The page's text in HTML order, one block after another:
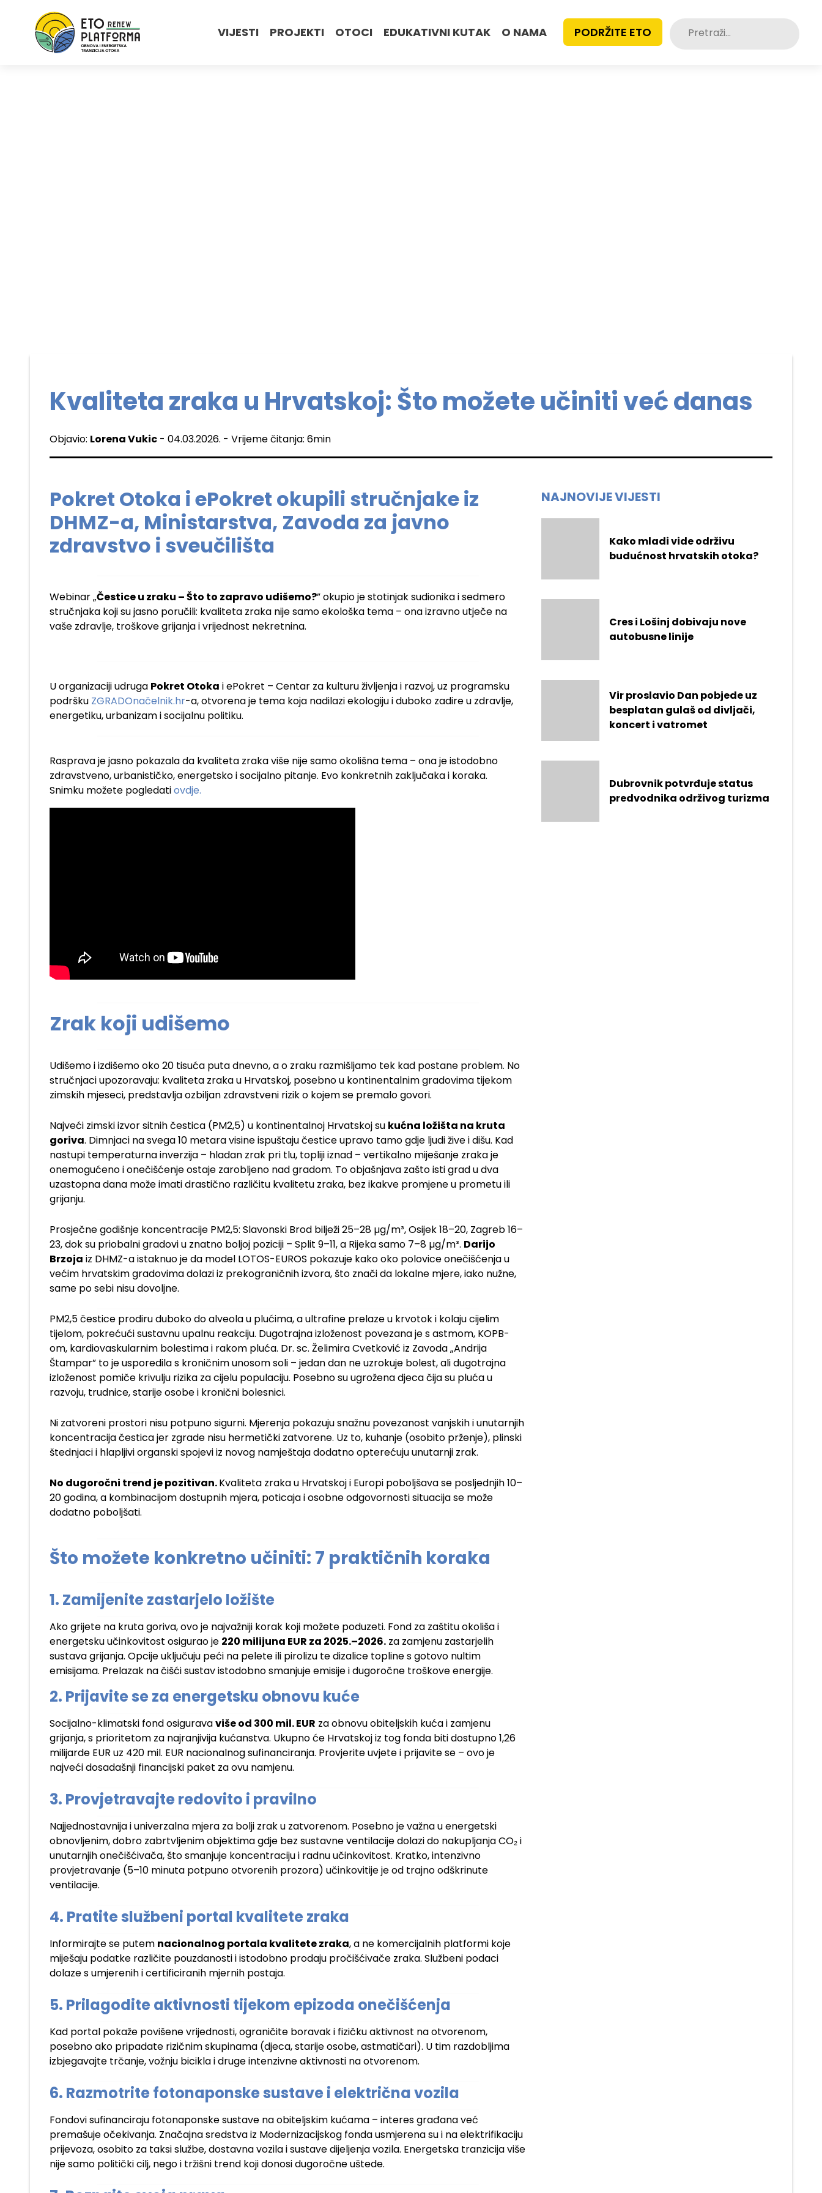
VIJESTI PROJEKTI OTOCI EDUKATIVNI KUTAK O NAMA PODRŽITE ETO Pretraži:
Kvaliteta zraka u Hrvatskoj: Što možete učiniti već danas
Objavio: Lorena Vukic - 04.03.2026. - Vrijeme čitanja: 6min
Pokret Otoka i ePokret okupili stručnjake iz
DHMZ-a, Ministarstva, Zavoda za javno
zdravstvo i sveučilišta
Webinar „Čestice u zraku – Što to zapravo udišemo?” okupio je stotinjak sudionika i sedmero
stručnjaka koji su jasno poručili: kvaliteta zraka nije samo ekološka tema – ona izravno utječe na
vaše zdravlje, troškove grijanja i vrijednost nekretnina.
U organizaciji udruga Pokret Otoka i ePokret – Centar za kulturu življenja i razvoj, uz programsku
podršku ZGRADOnačelnik.hr-a, otvorena je tema koja nadilazi ekologiju i duboko zadire u zdravlje,
energetiku, urbanizam i socijalnu politiku.
Rasprava je jasno pokazala da kvaliteta zraka više nije samo okolišna tema – ona je istodobno
zdravstveno, urbanističko, energetsko i socijalno pitanje. Evo konkretnih zaključaka i koraka.
Snimku možete pogledatiovdje.
Zrak koji udišemo
Udišemo i izdišemo oko 20 tisuća puta dnevno, a o zraku razmišljamo tek kad postane problem. No
stručnjaci upozoravaju: kvaliteta zraka u Hrvatskoj, posebno u kontinentalnim gradovima tijekom
zimskih mjeseci, predstavlja ozbiljan zdravstveni rizik o kojem se premalo govori.
Najveći zimski izvor sitnih čestica (PM2,5) u kontinentalnoj Hrvatskoj su kućna ložišta na kruta
goriva. Dimnjaci na svega 10 metara visine ispuštaju čestice upravo tamo gdje ljudi žive i dišu. Kad
nastupi temperaturna inverzija – hladan zrak pri tlu, topliji iznad – vertikalno miješanje zraka je
onemogućeno i onečišćenje ostaje zarobljeno nad gradom. To objašnjava zašto isti grad u dva
uzastopna dana može imati drastično različitu kvalitetu zraka, bez ikakve promjene u prometu ili
grijanju.
Prosječne godišnje koncentracije PM2,5: Slavonski Brod bilježi 25–28 µg/m³, Osijek 18–20, Zagreb 16–
23, dok su priobalni gradovi u znatno boljoj poziciji – Split 9–11, a Rijeka samo 7–8 µg/m³. Darijo
Brzoja iz DHMZ-a istaknuo je da model LOTOS-EUROS pokazuje kako oko polovice onečišćenja u
većim hrvatskim gradovima dolazi iz prekograničnih izvora, što znači da lokalne mjere, iako nužne,
same po sebi nisu dovoljne.
PM2,5 čestice prodiru duboko do alveola u plućima, a ultrafine prelaze u krvotok i kolaju cijelim
tijelom, pokrećući sustavnu upalnu reakciju. Dugotrajna izloženost povezana je s astmom, KOPB-
om, kardiovaskularnim bolestima i rakom pluća. Dr. sc. Želimira Cvetković iz Zavoda „Andrija
Štampar” to je usporedila s kroničnim unosom soli – jedan dan ne uzrokuje bolest, ali dugotrajna
izloženost pomiče krivulju rizika za cijelu populaciju. Posebno su ugrožena djeca čija su pluća u
razvoju, trudnice, starije osobe i kronični bolesnici.
Ni zatvoreni prostori nisu potpuno sigurni. Mjerenja pokazuju snažnu povezanost vanjskih i unutarnjih
koncentracija čestica jer zgrade nisu hermetički zatvorene. Uz to, kuhanje (osobito prženje), plinski
štednjaci i hlapljivi organski spojevi iz novog namještaja dodatno opterećuju unutarnji zrak.
No dugoročni trend je pozitivan.Kvaliteta zraka u Hrvatskoj i Europi poboljšava se posljednjih 10–
20 godina, a kombinacijom dostupnih mjera, poticaja i osobne odgovornosti situacija se može
dodatno poboljšati.
Što možete konkretno učiniti: 7 praktičnih koraka
1. Zamijenite zastarjelo ložište
Ako grijete na kruta goriva, ovo je najvažniji korak koji možete poduzeti. Fond za zaštitu okoliša i
energetsku učinkovitost osigurao je 220 milijuna EUR za 2025.–2026. za zamjenu zastarjelih
sustava grijanja. Opcije uključuju peći na pelete ili pirolizu te dizalice topline s gotovo nultim
emisijama. Prelazak na čišći sustav istodobno smanjuje emisije i dugoročne troškove energije.
2. Prijavite se za energetsku obnovu kuće
Socijalno-klimatski fond osiguravaviše od 300 mil. EUR za obnovu obiteljskih kuća i zamjenu
grijanja, s prioritetom za najranjivija kućanstva. Ukupno će Hrvatskoj iz tog fonda biti dostupno 1,26
milijarde EUR uz 420 mil. EUR nacionalnog sufinanciranja. Provjerite uvjete i prijavite se – ovo je
najveći dosadašnji financijski paket za ovu namjenu.
3. Provjetravajte redovito i pravilno
Najjednostavnija i univerzalna mjera za bolji zrak u zatvorenom. Posebno je važna u energetski
obnovljenim, dobro zabrtvljenim objektima gdje bez sustavne ventilacije dolazi do nakupljanja CO₂ i
unutarnjih onečišćivača, što smanjuje koncentraciju i radnu učinkovitost. Kratko, intenzivno
provjetravanje (5–10 minuta potpuno otvorenih prozora) učinkovitije je od trajno odškrinute
ventilacije.
4. Pratite službeni portal kvalitete zraka
Informirajte se putem nacionalnog portala kvalitete zraka, a ne komercijalnih platformi koje
miješaju podatke različite pouzdanosti i istodobno prodaju pročišćivače zraka. Službeni podaci
dolaze s umjerenih i certificiranih mjernih postaja.
5. Prilagodite aktivnosti tijekom epizoda onečišćenja
Kad portal pokaže povišene vrijednosti, ograničite boravak i fizičku aktivnost na otvorenom,
posebno ako pripadate rizičnim skupinama (djeca, starije osobe, astmatičari). U tim razdobljima
izbjegavajte trčanje, vožnju bicikla i druge intenzivne aktivnosti na otvorenom.
6. Razmotrite fotonaponske sustave i električna vozila
Fondovi sufinanciraju fotonaponske sustave na obiteljskim kućama – interes građana već
premašuje očekivanja. Značajna sredstva iz Modernizacijskog fonda usmjerena su i na elektrifikaciju
prijevoza, osobito za taksi službe, dostavna vozila i sustave dijeljenja vozila. Energetska tranzicija više
nije samo politički cilj, nego i tržišni trend koji donosi dugoročne uštede.
NAJNOVIJE VIJESTI
Kako mladi vide održivu
budućnost hrvatskih otoka?
Cres i Lošinj dobivaju nove
autobusne linije
Vir proslavio Dan pobjede uz
besplatan gulaš od divljači,
koncert i vatromet
Dubrovnik potvrđuje status
predvodnika održivog turizma